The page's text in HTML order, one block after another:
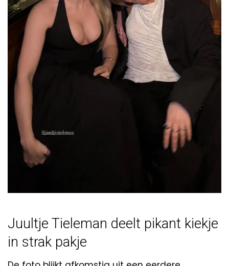
Juultje Tieleman deelt pikant kiekje
in strak pakje